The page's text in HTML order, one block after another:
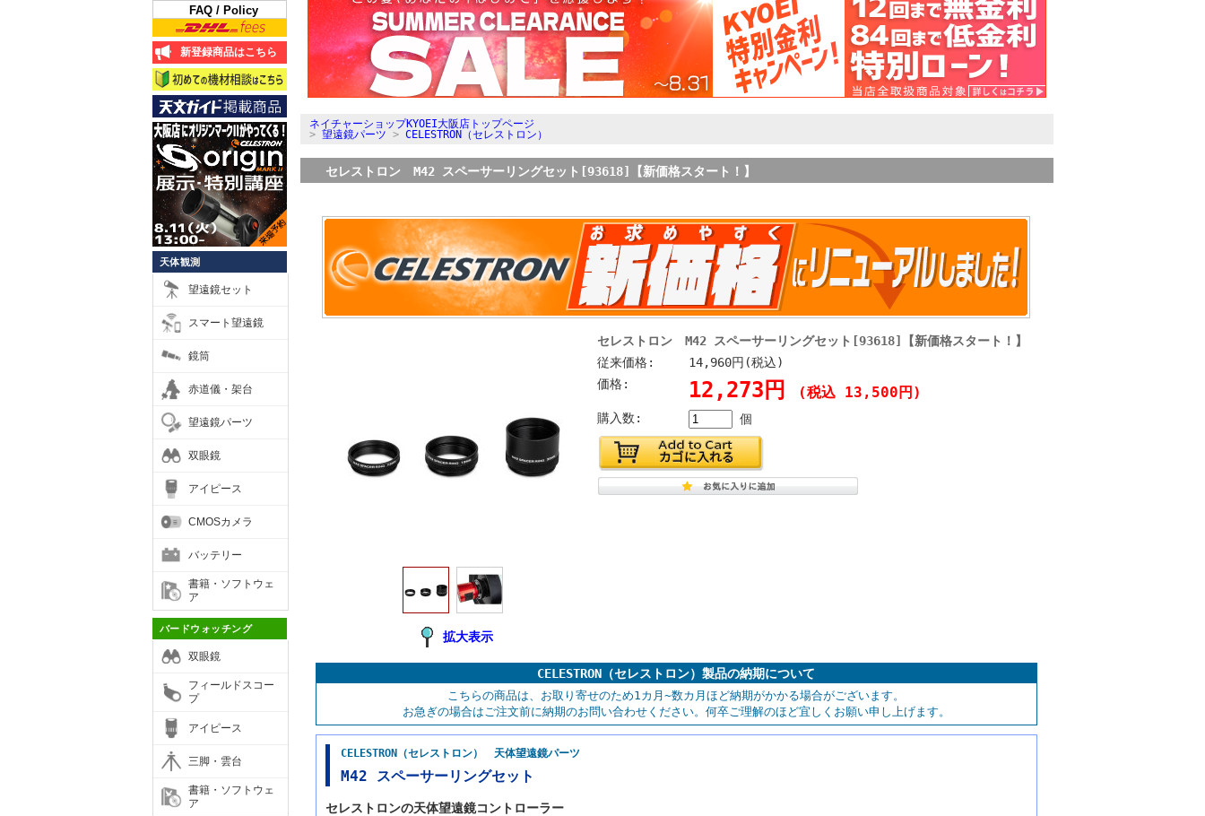
FAQ / Policy
新登録商品はこちら
天体観測
望遠鏡セット
スマート望遠鏡
鏡筒
赤道儀・架台
望遠鏡パーツ
双眼鏡
アイピース
CMOSカメラ
バッテリー
書籍・ソフトウェ
ア
バードウォッチング
双眼鏡
フィールドスコー
プ
アイピース
三脚・雲台
書籍・ソフトウェ
ア
ネイチャーショップKYOEI大阪店トップページ
> 望遠鏡パーツ > CELESTRON（セレストロン）
セレストロン M42 スペーサーリングセット[93618]【新価格スタート！】
拡大表示
セレストロン M42 スペーサーリングセット[93618]【新価格スタート！】
従来価格:
14,960円(税込)
価格:
12,273円 (税込 13,500円)
購入数: 個
CELESTRON（セレストロン）製品の納期について
こちらの商品は、お取り寄せのため1カ月~数カ月ほど納期がかかる場合がございます。
お急ぎの場合はご注文前に納期のお問い合わせください。何卒ご理解のほど宜しくお願い申し上げます。
CELESTRON（セレストロン） 天体望遠鏡パーツ
M42 スペーサーリングセット
セレストロンの天体望遠鏡コントローラー